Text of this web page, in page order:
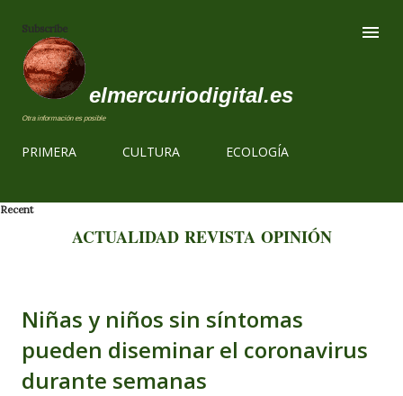
Subscribe
elmercuriodigital.es
Otra información es posible
PRIMERA CULTURA ECOLOGÍA
Recent
ACTUALIDAD REVISTA OPINIÓN
Niñas y niños sin síntomas
pueden diseminar el coronavirus
durante semanas